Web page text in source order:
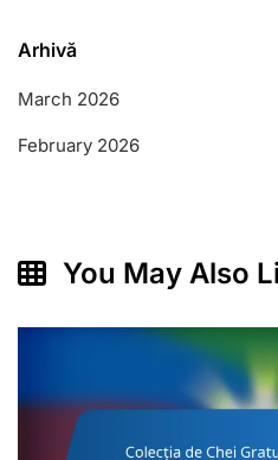
Arhivă
March 2026
February 2026
You May Also